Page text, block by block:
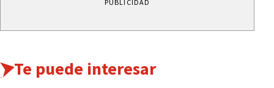
PUBLICIDAD
Te puede interesar